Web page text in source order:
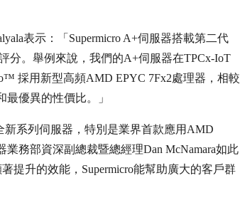
表示：「Supermicro A+伺服器搭載第二代
分。舉例來說，我們的A+伺服器在TPCx-IoT
採用新型高頻AMD EPYC 7Fx2處理器，相較
優異的性價比。」
新系列伺服器，特別是業界首款應用AMD
務部資深副總裁暨總經理Dan McNamara如此
提升的效能，Supermicro能幫助廣大的客戶群